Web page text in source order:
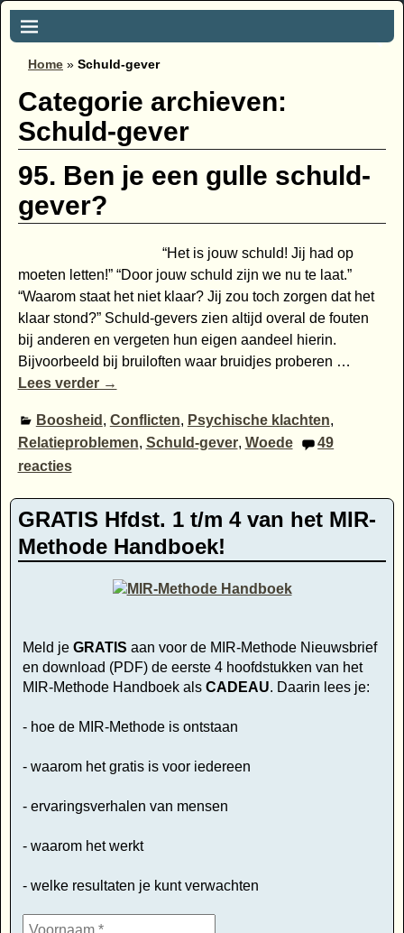
Home » Schuld-gever
Categorie archieven:
Schuld-gever
95. Ben je een gulle schuld-
gever?
“Het is jouw schuld! Jij had op
moeten letten!” “Door jouw schuld zijn we nu te laat.”
“Waarom staat het niet klaar? Jij zou toch zorgen dat het
klaar stond?” Schuld-gevers zien altijd overal de fouten
bij anderen en vergeten hun eigen aandeel hierin.
Bijvoorbeeld bij bruiloften waar bruidjes proberen …
Lees verder →
Boosheid , Conflicten, Psychische klachten,
Relatieproblemen, Schuld-gever, Woede
49
reacties
GRATIS Hfdst. 1 t/m 4 van het MIR-
Methode Handboek!
Meld je GRATIS aan voor de MIR-Methode Nieuwsbrief
en download (PDF) de eerste 4 hoofdstukken van het
MIR-Methode Handboek als CADEAU. Daarin lees je:
- hoe de MIR-Methode is ontstaan
- waarom het gratis is voor iedereen
- ervaringsverhalen van mensen
- waarom het werkt
- welke resultaten je kunt verwachten